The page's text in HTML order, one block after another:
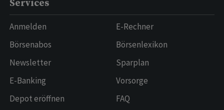
Services
Anmelden
Börsenabos
Newsletter
E-Banking
Depot eröffnen
E-Rechner
Börsenlexikon
Sparplan
Vorsorge
FAQ